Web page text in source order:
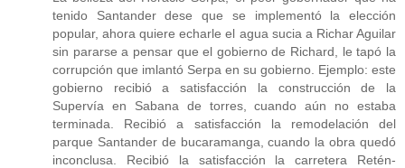
tenido Santander dese que se implementó la elección
popular, ahora quiere echarle el agua sucia a Richar Aguilar
sin pararse a pensar que el gobierno de Richard, le tapó la
corrupción que imlantó Serpa en su gobierno. Ejemplo: este
gobierno recibió a satisfacción la construcción de la
Supervía en Sabana de torres, cuando aún no estaba
terminada. Recibió a satisfacción la remodelación del
parque Santander de bucaramanga, cuando la obra quedó
inconclusa. Recibió la satisfacción la carretera Retén-